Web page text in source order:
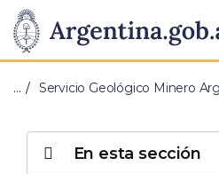
Presidencia
de
Nación
Pasar al contenido principal
… Servicio Geológico Minero
En esta sección